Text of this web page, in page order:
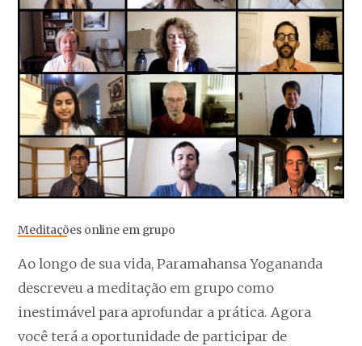
Meditações online em grupo
Ao longo de sua vida, Paramahansa Yogananda
descreveu a meditação em grupo como
inestimável para aprofundar a prática. Agora
você terá a oportunidade de participar de